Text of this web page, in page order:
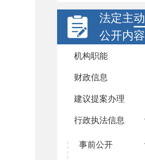
法定主动
公开内容
机构职能
财政信息
建议提案办理
行政执法信息
事前公开